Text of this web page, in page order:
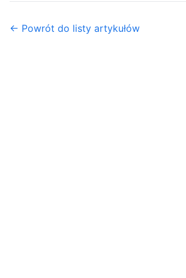
← Powrót do listy artykułów